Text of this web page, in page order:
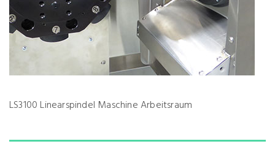
LS3100 Linearspindel Maschine Arbeitsraum